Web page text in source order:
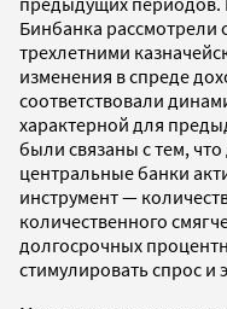
Бинбанка рассмотрели
трехлетними
изменения в спреде
соответствовали
характерной для
были связаны с тем,
центральные банки
инструмент —
количественного
долгосрочных
стимулировать спрос и